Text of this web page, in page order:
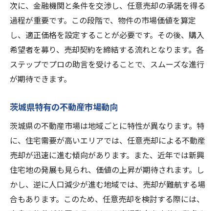
法律に基づく任意売却の基本知識
売却前に知っておくべき市場情報
任意売却を進める上での金融機関との交渉術
金融機関との交渉の準備方法
金融機関が求める書類の整理
信頼関係を築くためのコミュニケーション
交渉成功のためのヒント
金融機関との協力体制の構築
不動産の市場価値を正確に把握する方法とは
市場分析の基本技術
査定プロセスにおける重要ポイント
不動産価値に影響を与える要因
次に、金融機関と条件を交渉し、任意売却の承諾を得る
過程が重要です。この段階で、物件の市場価値を算定
し、適正価格を設定することが必要です。その後、購入
希望者を募り、売却契約を締結する流れとなります。各
ステップでプロの助言を受けることで、スムーズな進行
が期待できます。
茨城県特有の不動産市場動向
茨城県の不動産市場は地域ごとに特性が異なります。特
に、住宅需要が高いエリアでは、任意売却による不動産
売却が迅速に進む傾向があります。また、近年では新興
住宅地の発展も見られ、価値の上昇が期待されます。し
かし、逆に人口減少が進む地域では、売却が難航する場
合もあります。このため、任意売却を検討する際には、